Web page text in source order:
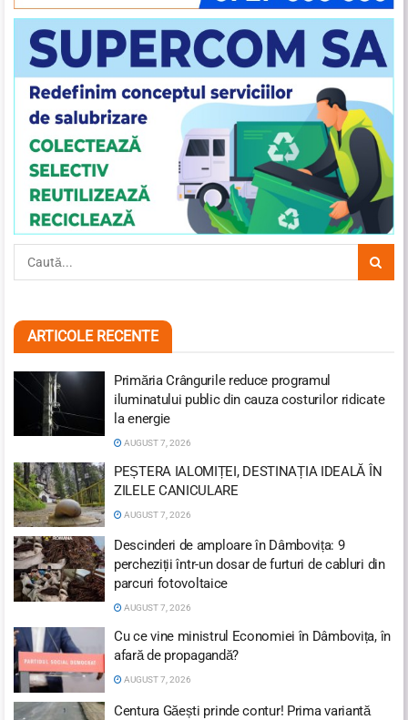
ARTICOLE RECENTE
Primăria Crângurile reduce programul
iluminatului public din cauza costurilor ridicate
la energie
AUGUST 7, 2026
PEȘTERA IALOMIȚEI, DESTINAȚIA IDEALĂ ÎN
ZILELE CANICULARE
AUGUST 7, 2026
Descinderi de amploare în Dâmbovița: 9
percheziții într-un dosar de furturi de cabluri din
parcuri fotovoltaice
AUGUST 7, 2026
Cu ce vine ministrul Economiei în Dâmbovița, în
afară de propagandă?
AUGUST 7, 2026
Centura Găești prinde contur! Prima variantă